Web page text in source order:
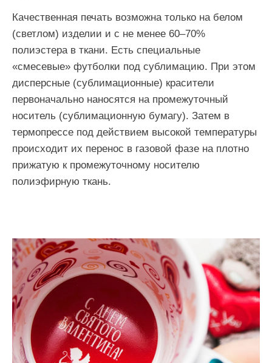
Качественная печать возможна только на белом
(светлом) изделии и с не менее 60–70%
полиэстера в ткани. Есть специальные
«смесевые» футболки под сублимацию. При этом
дисперсные (сублимационные) красители
первоначально наносятся на промежуточный
носитель (сублимационную бумагу). Затем в
термопрессе под действием высокой температуры
происходит их перенос в газовой фазе на плотно
прижатую к промежуточному носителю
полиэфирную ткань.